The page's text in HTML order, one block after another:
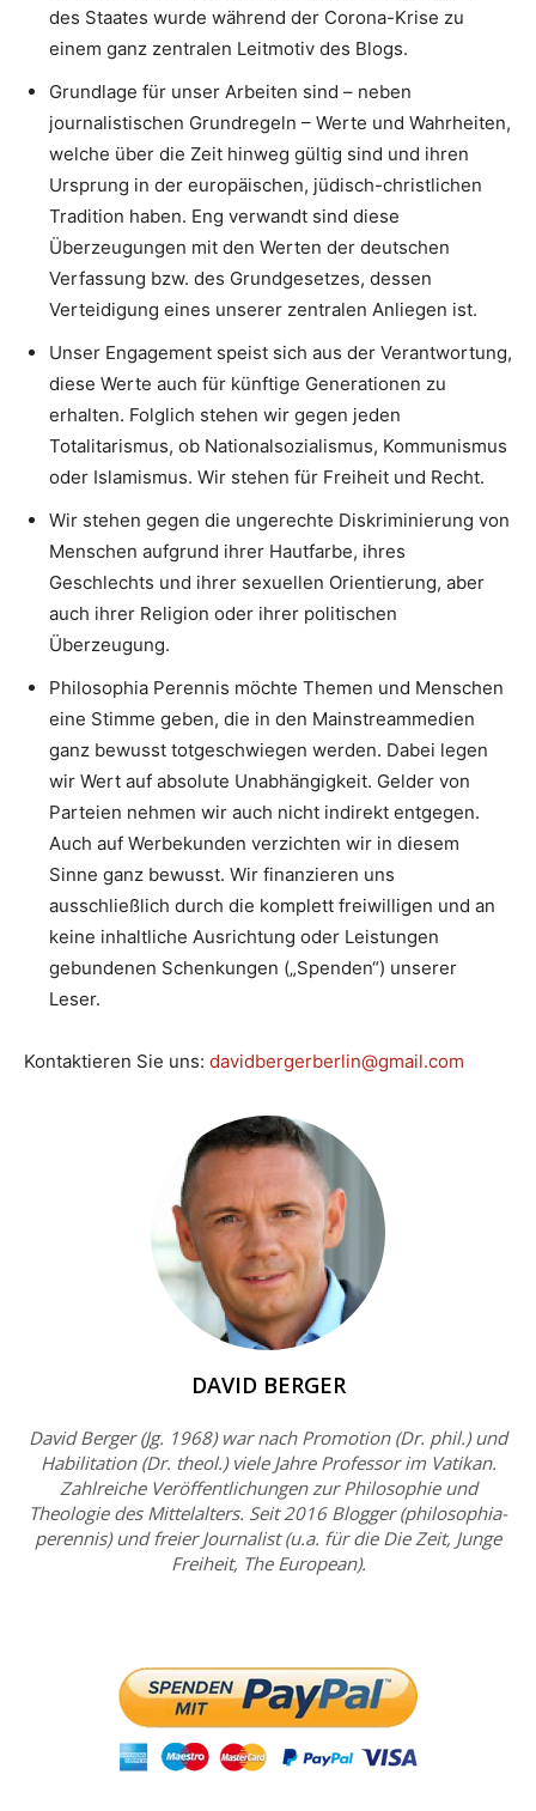
des Staates wurde während der Corona-Krise zu
einem ganz zentralen Leitmotiv des Blogs.
Grundlage für unser Arbeiten sind – neben
journalistischen Grundregeln – Werte und Wahrheiten,
welche über die Zeit hinweg gültig sind und ihren
Ursprung in der europäischen, jüdisch-christlichen
Tradition haben. Eng verwandt sind diese
Überzeugungen mit den Werten der deutschen
Verfassung bzw. des Grundgesetzes, dessen
Verteidigung eines unserer zentralen Anliegen ist.
Unser Engagement speist sich aus der Verantwortung,
diese Werte auch für künftige Generationen zu
erhalten. Folglich stehen wir gegen jeden
Totalitarismus, ob Nationalsozialismus, Kommunismus
oder Islamismus. Wir stehen für Freiheit und Recht.
Wir stehen gegen die ungerechte Diskriminierung von
Menschen aufgrund ihrer Hautfarbe, ihres
Geschlechts und ihrer sexuellen Orientierung, aber
auch ihrer Religion oder ihrer politischen
Überzeugung.
Philosophia Perennis möchte Themen und Menschen
eine Stimme geben, die in den Mainstreammedien
ganz bewusst totgeschwiegen werden. Dabei legen
wir Wert auf absolute Unabhängigkeit. Gelder von
Parteien nehmen wir auch nicht indirekt entgegen.
Auch auf Werbekunden verzichten wir in diesem
Sinne ganz bewusst. Wir finanzieren uns
ausschließlich durch die komplett freiwilligen und an
keine inhaltliche Ausrichtung oder Leistungen
gebundenen Schenkungen („Spenden“) unserer
Leser.
Kontaktieren Sie uns: davidbergerberlin@gmail.com
DAVID BERGER
David Berger (Jg. 1968) war nach Promotion (Dr. phil.) und
Habilitation (Dr. theol.) viele Jahre Professor im Vatikan.
Zahlreiche Veröffentlichungen zur Philosophie und
Theologie des Mittelalters. Seit 2016 Blogger (philosophia-
perennis) und freier Journalist (u.a. für die Die Zeit, Junge
Freiheit, The European).